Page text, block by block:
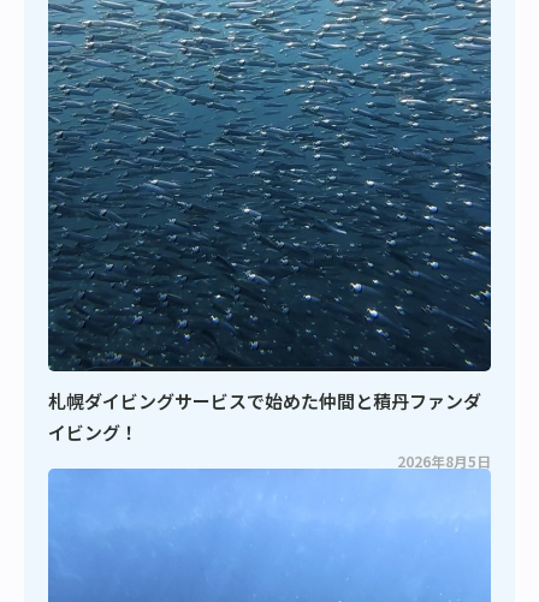
札幌ダイビングサービスで始めた仲間と積丹ファンダ
イビング！
2026年8月5日